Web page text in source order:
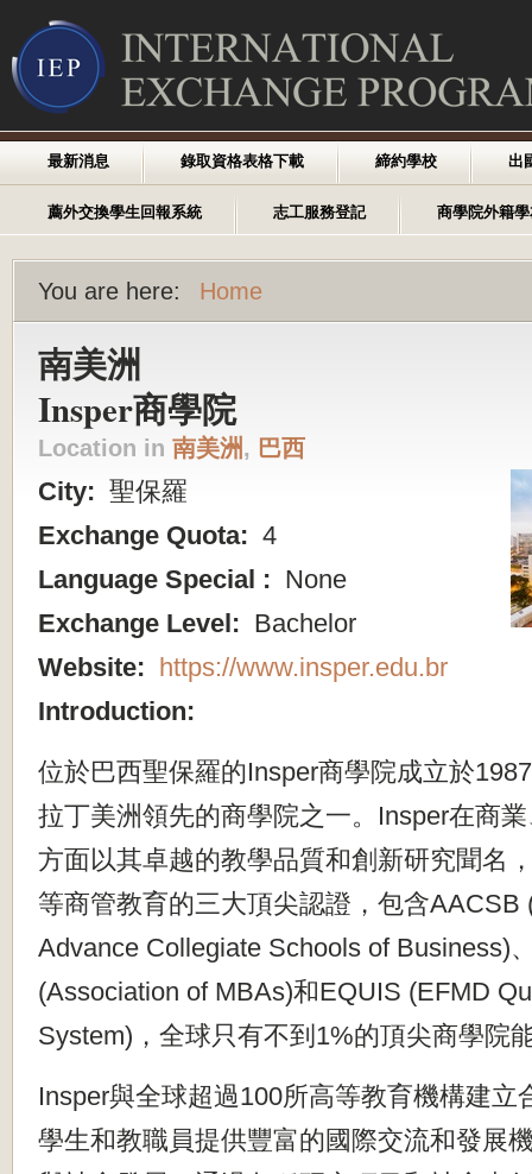
最新消息 錄取資格表格下載 締約學校 出
薦外交換學生回報系統 志工服務登記 商學院外籍
You are here: Home
南美洲
Insper商學院
Location in 南美洲, 巴西
City: 聖保羅
Exchange Quota: 4
Language Special : None
Exchange Level: Bachelor
Website: https://www.insper.edu.br
Introduction:
位於巴西聖保羅的Insper商學院成立於
拉丁美洲領先的商學院之一。Insper在商
方面以其卓越的教學品質和創新研究聞名
等商管教育的三大頂尖認證，包含AACSB
Advance Collegiate Schools of Business)
(Association of MBAs)和EQUIS (EFMD
System)，全球只有不到1%的頂尖商學院
Insper與全球超過100所高等教育機構建立
學生和教職員提供豐富的國際交流和發展